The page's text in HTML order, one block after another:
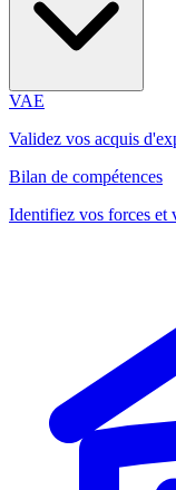
VAE
Validez vos acquis
Bilan de compétences
Identifiez vos forces et